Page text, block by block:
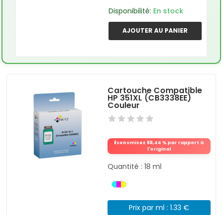
Disponibilité: En stock
AJOUTER AU PANIER
Cartouche Compatible
HP 351XL (CB3338EE)
Couleur
Économisez 88,44 % par rapport à
l'original
Quantité : 18 ml
Prix par ml : 1.33 €